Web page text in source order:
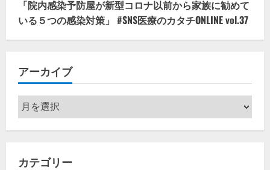
「院内感染予防屋が新型コロナ以前から家族に勧めて
いる５つの感染対策」 #SNS医療のカタチONLINE vol.37
アーカイブ
ア
ー
カ
ブ
カテゴリー